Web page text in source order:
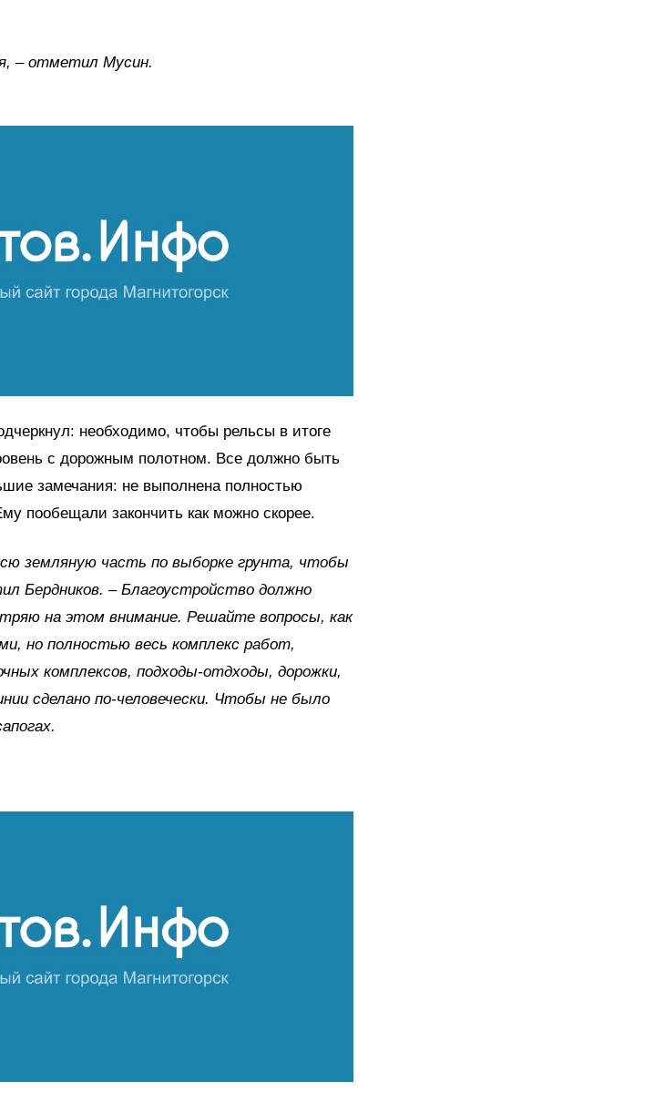
– отметил Мусин.
необходимо, чтобы рельсы в итоге
с дорожным полотном. Все должно быть
замечания: не выполнена полностью
пообещали закончить как можно скорее.
земляную часть по выборке грунта, чтобы
Бердников. – Благоустройство должно
на этом внимание. Решайте вопросы, как
но полностью весь комплекс работ,
комплексов, подходы-отдходы, дорожки,
сделано по-человечески. Чтобы не было